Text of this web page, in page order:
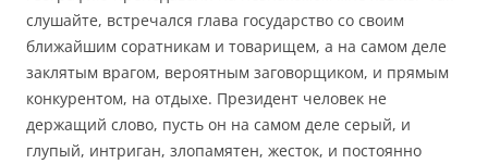
слушайте, встречался глава государство со своим
ближайшим соратникам и товарищем, а на самом деле
заклятым врагом, вероятным заговорщиком, и прямым
конкурентом, на отдыхе. Президент человек не
держащий слово, пусть он на самом деле серый, и
глупый, интриган, злопамятен, жесток, и постоянно